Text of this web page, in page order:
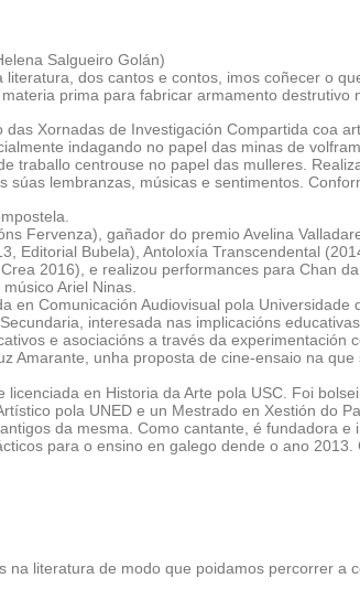
Salgueiro Golán)
dos cantos e contos, imos coñecer o
prima para fabricar armamento destrutivo
Xornadas de Investigación Compartida coa
indagando no papel das minas de
traballo centrouse no papel das mulleres.
lembranzas, músicas e sentimentos.
Fervenza), gañador do premio Avelina
Editorial Bubela), Antoloxía Transcendental
2016), e realizou performances para Chan
Ariel Ninas.
en Comunicación Audiovisual pola
interesada nas implicacións
e asociacións a través da
Amarante, unha proposta de cine-ensaio na
en Historia da Arte pola USC. Foi
pola UNED e un Mestrado en Xestión do
da mesma. Como cantante, é fundadora
para o ensino en galego dende o ano
literatura de modo que poidamos percorrer